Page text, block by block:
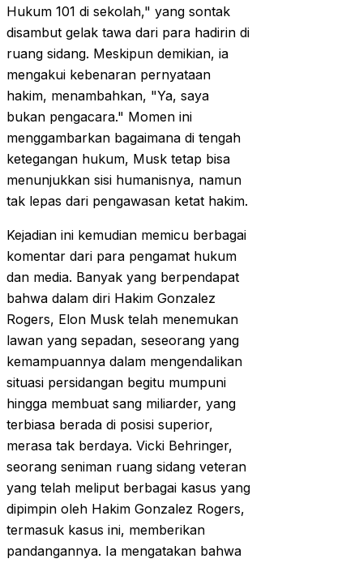
Hukum 101 di sekolah," yang sontak
disambut gelak tawa dari para hadirin di
ruang sidang. Meskipun demikian, ia
mengakui kebenaran pernyataan
hakim, menambahkan, "Ya, saya
bukan pengacara." Momen ini
menggambarkan bagaimana di tengah
ketegangan hukum, Musk tetap bisa
menunjukkan sisi humanisnya, namun
tak lepas dari pengawasan ketat hakim.
Kejadian ini kemudian memicu berbagai
komentar dari para pengamat hukum
dan media. Banyak yang berpendapat
bahwa dalam diri Hakim Gonzalez
Rogers, Elon Musk telah menemukan
lawan yang sepadan, seseorang yang
kemampuannya dalam mengendalikan
situasi persidangan begitu mumpuni
hingga membuat sang miliarder, yang
terbiasa berada di posisi superior,
merasa tak berdaya. Vicki Behringer,
seorang seniman ruang sidang veteran
yang telah meliput berbagai kasus yang
dipimpin oleh Hakim Gonzalez Rogers,
termasuk kasus ini, memberikan
pandangannya. Ia mengatakan bahwa